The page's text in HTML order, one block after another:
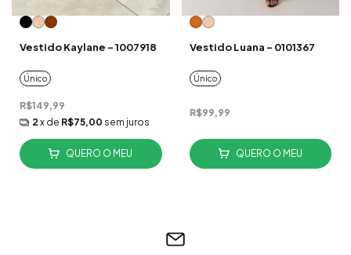
Vestido Kaylane - 1007918
Único
R$149,99
2 x de R$75,00 sem juros
QUERO O MEU
Vestido Luana - 0101367
Único
R$99,99
QUERO O MEU